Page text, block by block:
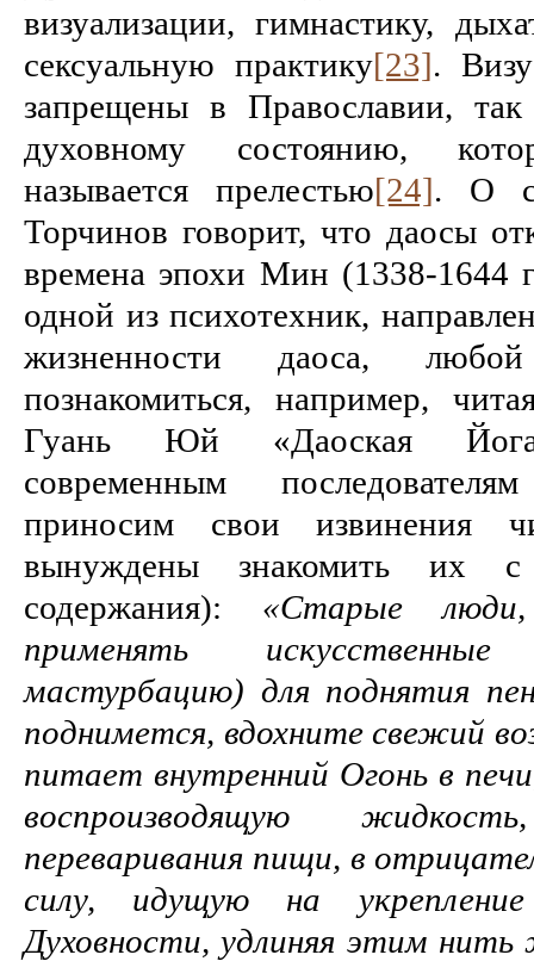
визуализации, гимнастику,
сексуальную практику[23].
запрещены в Православии,
духовному состоянию,
называется прелестью[24]. О
Торчинов говорит, что даосы
времена эпохи Мин (1338-1644
одной из психотехник,
жизненности даоса,
познакомиться, например,
Гуань Юй «Даоская
современным
приносим свои извинения
вынуждены знакомить их с
содержания): «Старые
применять
мастурбацию) для поднятия
поднимется, вдохните свежий
питает внутренний Огонь в
воспроизводящую
переваривания пищи, в
силу, идущую на
Духовности, удлиняя этим